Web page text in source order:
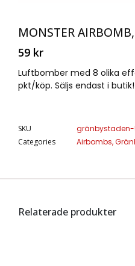
MONSTER
59 kr
Luftbomber med 8 olika
pkt/köp. Säljs endast i butik!
SKU
Categories
Airbombs,
Relaterade produkter